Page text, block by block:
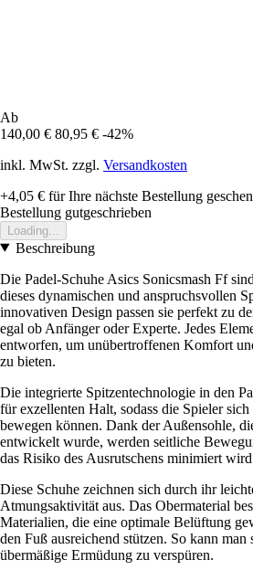
Ab
140,00 € 80,95 € -42%
inkl. MwSt. zzgl. Versandkosten
+4,05 € für Ihre nächste Bestellung
Bestellung gutgeschrieben
Loading...
Beschreibung
Die Padel-Schuhe Asics Sonicsmash Ff
dieses dynamischen und anspruchsvollen
innovativen Design passen sie perfekt zu
egal ob Anfänger oder Experte. Jedes
entworfen, um unübertroffenen Komfort
zu bieten.
Die integrierte Spitzentechnologie in den
für exzellenten Halt, sodass die Spieler
bewegen können. Dank der Außensohle,
entwickelt wurde, werden seitliche
das Risiko des Ausrutschens minimiert
Diese Schuhe zeichnen sich durch ihr
Atmungsaktivität aus. Das Obermaterial
Materialien, die eine optimale Belüftung
den Fuß ausreichend stützen. So kann man
übermäßige Ermüdung zu verspüren.